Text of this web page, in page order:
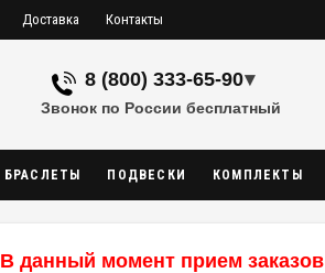
Доставка Контакты
8 (800) 333-65-90▾
Звонок по России бесплатный
БРАСЛЕТЫ ПОДВЕСКИ КОМПЛЕКТЫ
В данный момент прием